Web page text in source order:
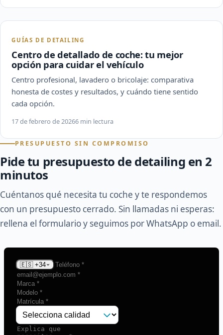
GUÍAS DE DETAILING
Centro de detallado de coche: tu mejor
opción para cuidar el vehículo
Centro profesional, lavadero o bricolaje: comparativa
honesta de costes y resultados, y cuándo tiene sentido
cada opción.
17 de febrero de 20266 min lectura
PRESUPUESTO SIN COMPROMISO
Pide tu presupuesto de detailing en 2
minutos
Cuéntanos qué necesita tu coche y te respondemos
con un presupuesto cerrado. Sin llamadas ni esperas:
rellena el formulario y seguimos por WhatsApp o email.